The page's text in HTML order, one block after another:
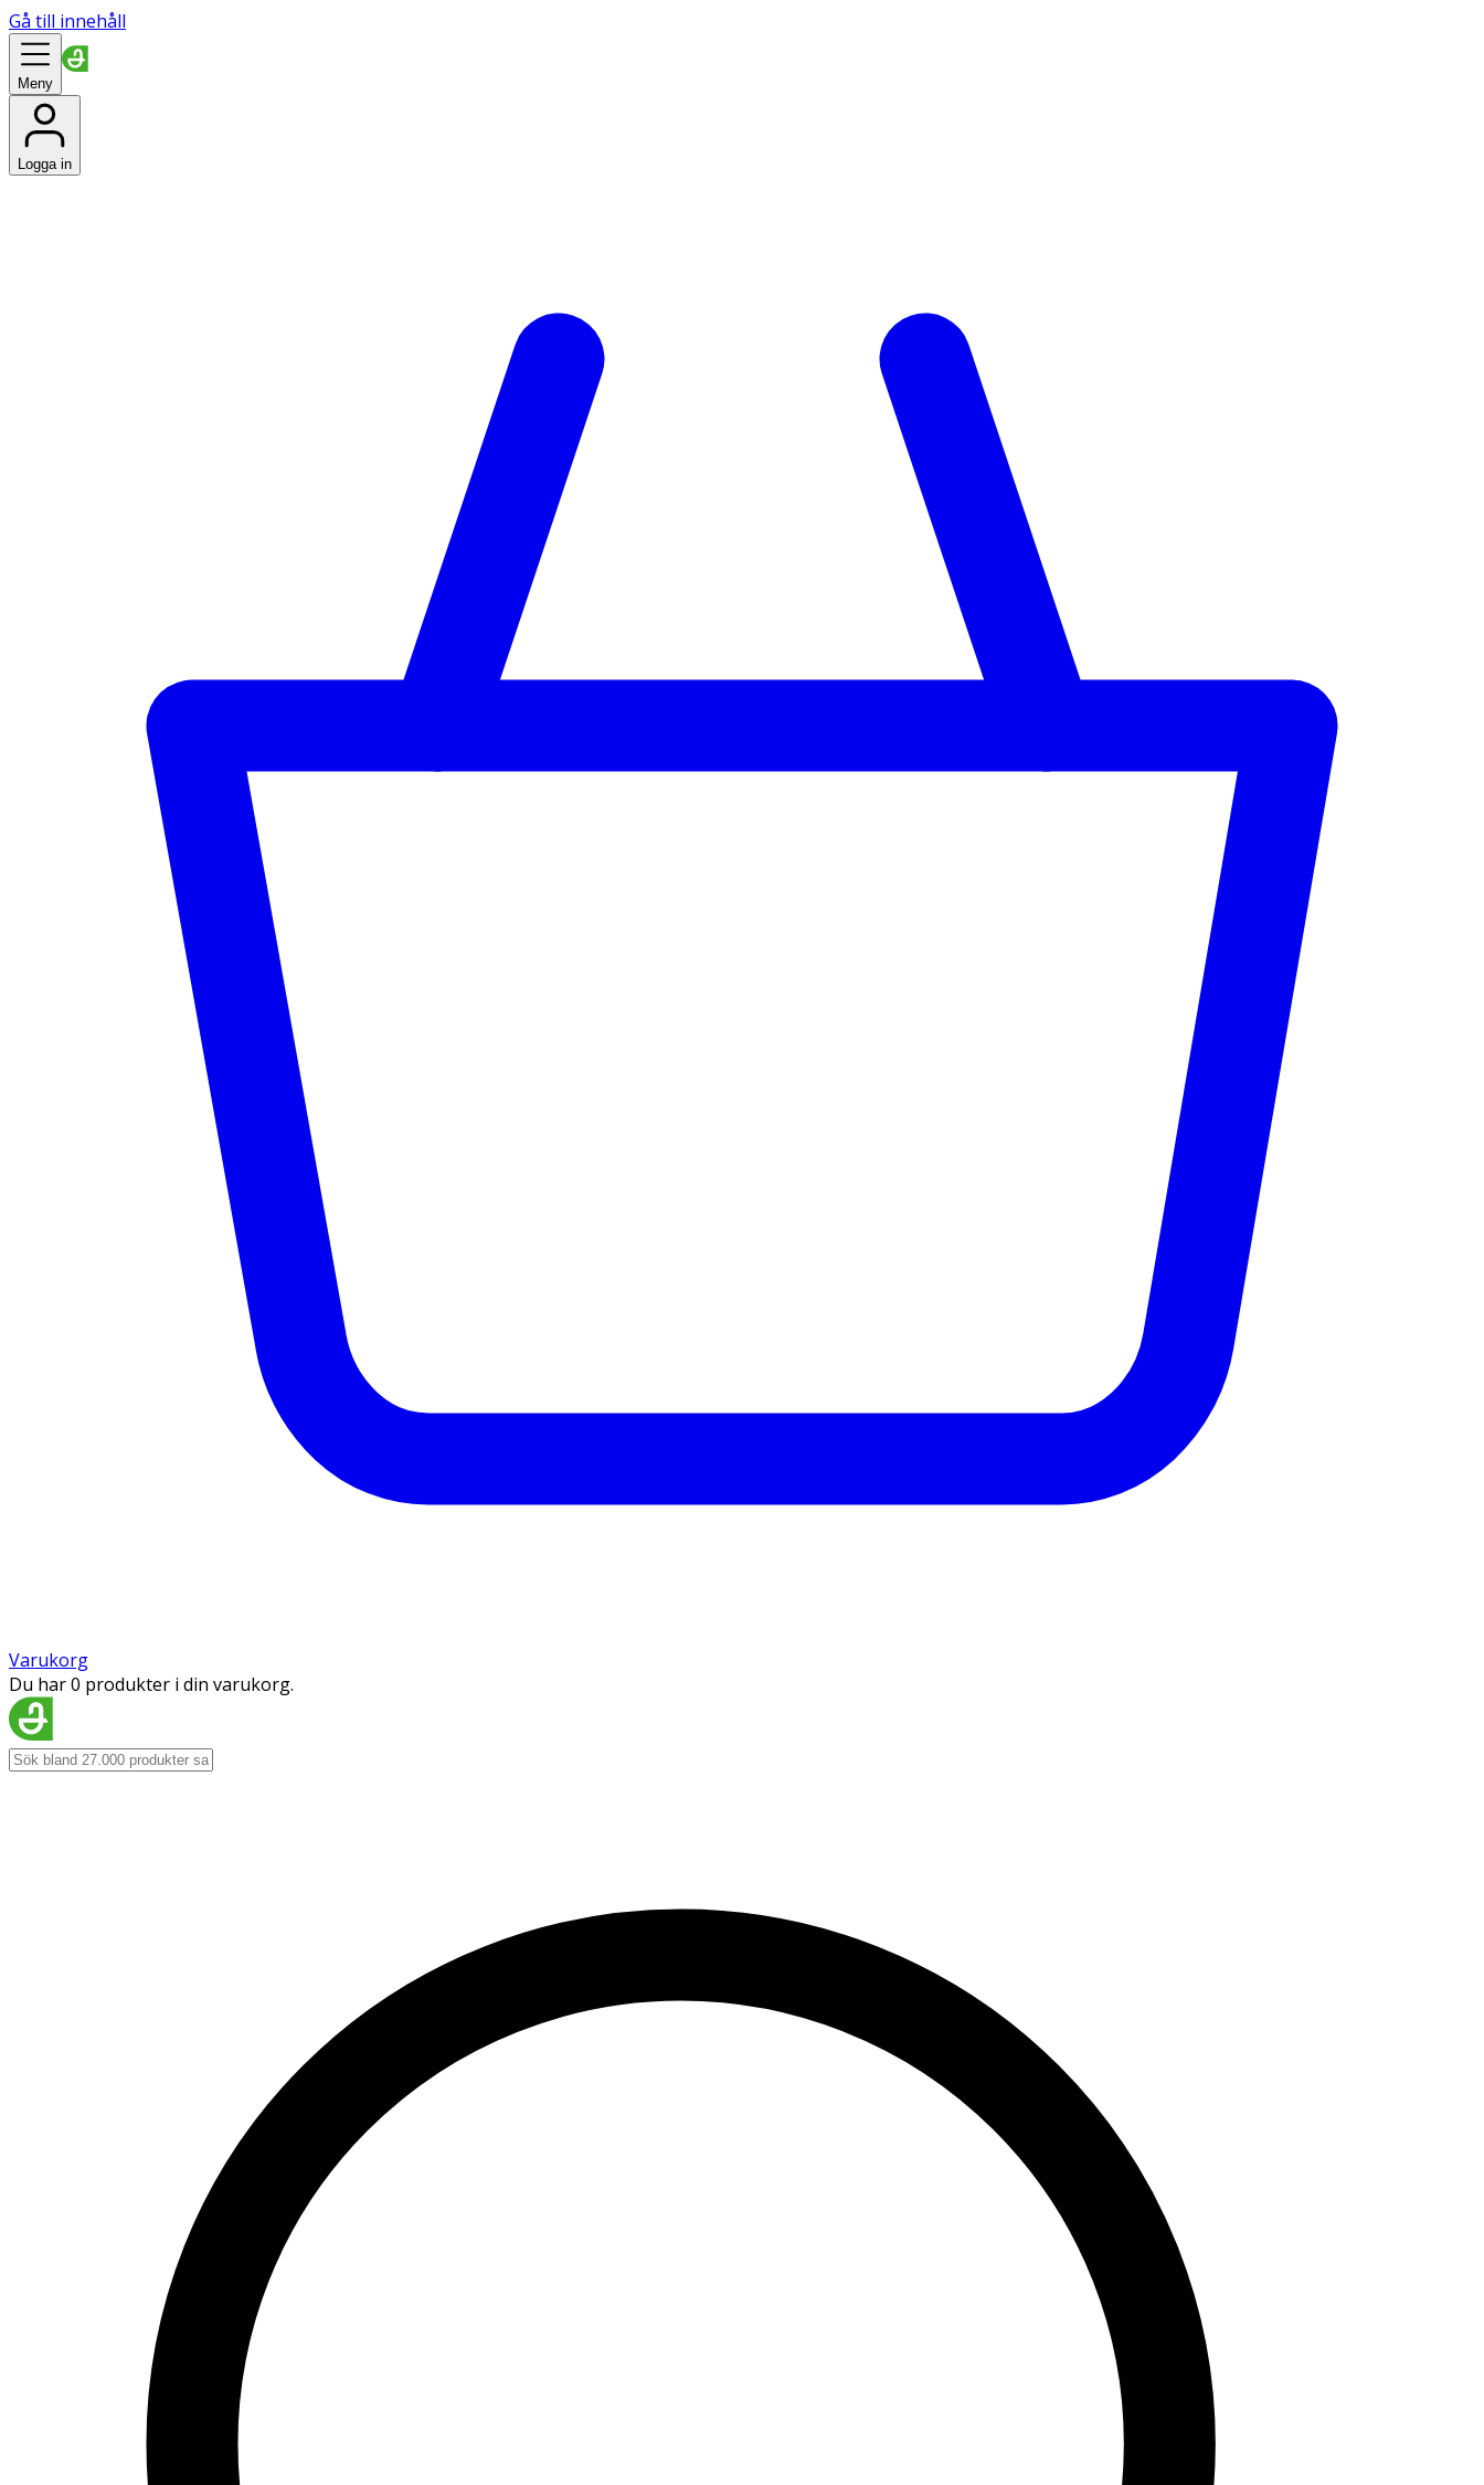
Gå till innehåll
Meny
Logga in
Varukorg
Du har 0 produkter i din varukorg.